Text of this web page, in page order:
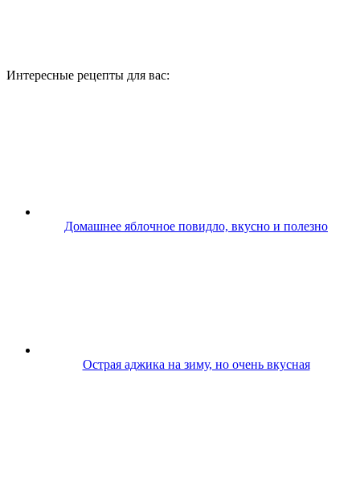
Интересные рецепты для вас:
Домашнее яблочное повидло, вкусно и полезно
Острая аджика на зиму, но очень вкусная